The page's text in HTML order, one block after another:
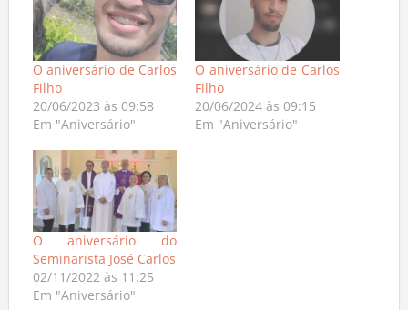
O aniversário de Carlos
Filho
20/06/2023 às 09:58
Em "Aniversário"
O aniversário de Carlos
Filho
20/06/2024 às 09:15
Em "Aniversário"
O aniversário do
Seminarista José Carlos
02/11/2022 às 11:25
Em "Aniversário"